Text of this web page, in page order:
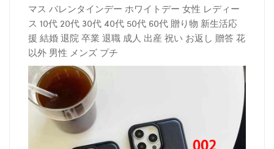
マス バレンタインデー ホワイトデー 女性 レディー
ス 10代 20代 30代 40代 50代 60代 贈り物 新生活応
援 結婚 退院 卒業 退職 成人 出産 祝い お返し 贈答 花
以外 男性 メンズ プチ